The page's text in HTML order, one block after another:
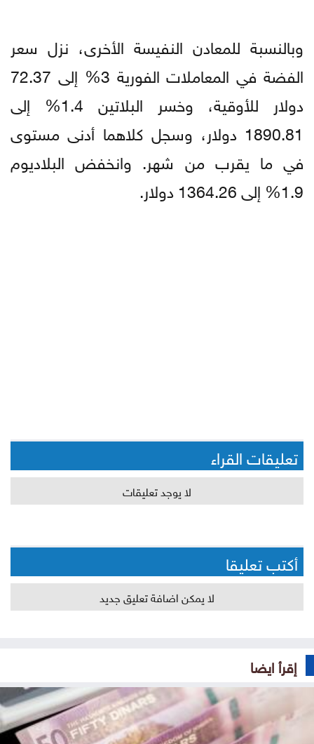
وبالنسبة للمعادن النفيسة الأخرى، نزل سعر
الفضة في المعاملات الفورية 3% إلى 72.37
دولار للأوقية، وخسر البلاتين 1.4% إلى
1890.81 دولار، وسجل كلاهما أدنى مستوى
في ما يقرب من شهر. وانخفض البلاديوم
1.9% إلى 1364.26 دولار.
تعليقات القراء
لا يوجد تعليقات
أكتب تعليقا
لا يمكن اضافة تعليق جديد
إقرأ ايضا